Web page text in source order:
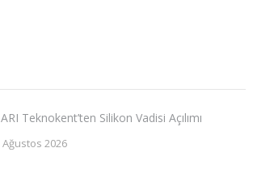
Teknokent’ten Silikon Vadisi Açılımı
Ağustos 2026